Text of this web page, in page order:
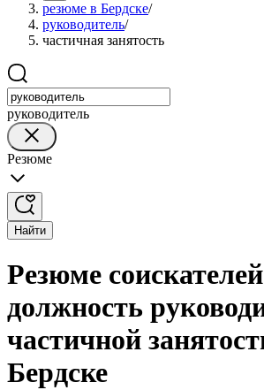
резюме в Бердске/
руководитель/
частичная занятость
руководитель
Резюме
Найти
Резюме
должность
частичной
Бердске